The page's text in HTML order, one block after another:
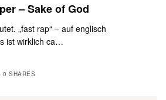
– Sake of God
„fast rap“ – auf englisch
ist wirklich ca…
0 SHARES